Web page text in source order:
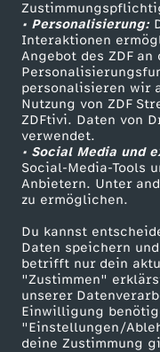
• Personalisierung:
Interaktionen
Angebot des ZDF an
personalisieren wir
Nutzung von ZDF
ZDFtivi. Daten von
verwendet.
• Social Media und
Social-Media-Tools
Anbietern. Unter
zu ermöglichen.
Du kannst
Daten speichern
betrifft nur dein
"Zustimmen"
unserer
Einwilligung
"Einstellungen/
deine Zustimmung
Livestreams
Sendungen A-Z
TV-Programm
ZDF Unternehmen
Karriere
ZDF goes Schule
Werbefernsehen
Mainzelmännchen